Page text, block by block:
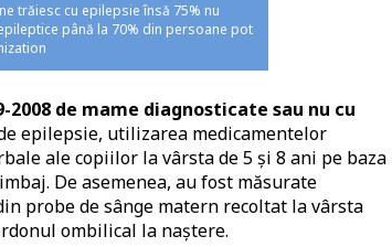
trăiesc cu epilepsie însă 75% nu
până la 70% din persoane pot
de mame diagnosticate sau nu cu
epilepsie, utilizarea medicamentelor
ale copiilor la vârsta de 5 și 8 ani pe baza
De asemenea, au fost măsurate
probe de sânge matern recoltat la vârsta
ombilical la naștere.